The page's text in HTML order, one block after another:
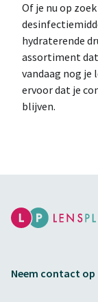
Of je nu op
hydraterende
assortiment
vandaag nog je
ervoor dat je
blijven.
Neem contact op